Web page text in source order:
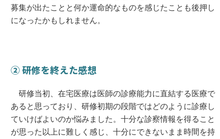
募集が出たことと何か運命的なものを感じたことも後押し
になったかもしれません。
② 研修を終えた感想
研修当初、在宅医療は医師の診療能力に直結する医療で
あると思っており、研修初期の段階ではどのように診療し
ていけばよいのか悩みました。十分な診察情報を得ること
が思った以上に難しく感じ、十分にできないまま時間を持